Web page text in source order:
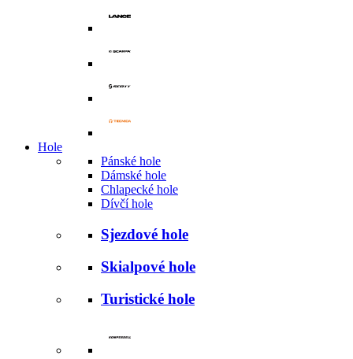
Hole
Pánské hole
Dámské hole
Chlapecké hole
Dívčí hole
Sjezdové hole
Skialpové hole
Turistické hole